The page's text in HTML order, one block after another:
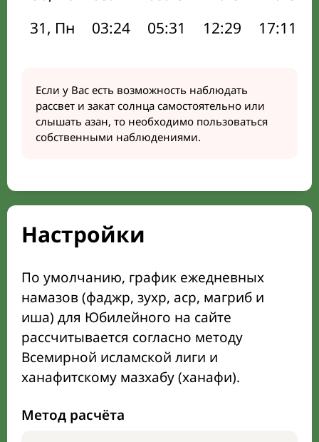
31, Пн
03:24 05:31 12:29 17:11
Если у Вас есть возможность наблюдать
рассвет и закат солнца самостоятельно или
слышать азан, то необходимо пользоваться
собственными наблюдениями.
Настройки
По умолчанию, график ежедневных
намазов (фаджр, зухр, аср, магриб и
иша) для Юбилейного на сайте
рассчитывается согласно методу
Всемирной исламской лиги и
ханафитскому мазхабу (ханафи).
Метод расчёта